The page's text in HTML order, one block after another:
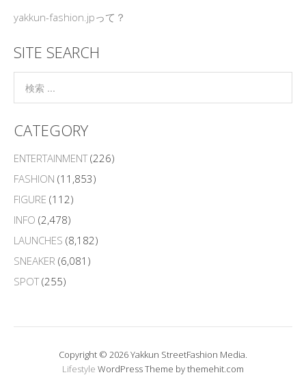
yakkun-fashion.jpって？
SITE SEARCH
CATEGORY
ENTERTAINMENT(226)
FASHION (11,853)
FIGURE (112)
INFO (2,478)
LAUNCHES (8,182)
SNEAKER (6,081)
SPOT(255)
Copyright © 2026 Yakkun StreetFashion Media.
Lifestyle WordPress Theme by themehit.com